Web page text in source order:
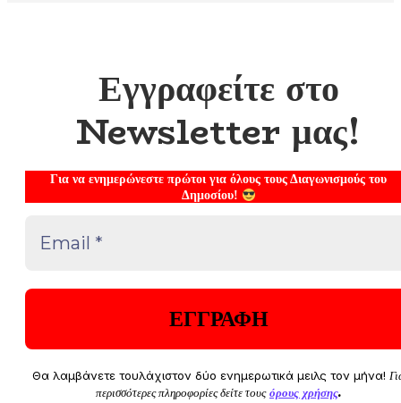
Εγγραφείτε στο
Newsletter μας!
Για να ενημερώνεστε πρώτοι για όλους τους Διαγωνισμούς του
Δημοσίου!
Θα λαμβάνετε τουλάχιστον δύο ενημερωτικά μειλς τον μήνα!
περισσότερες πληροφορίες δείτε τους όρους χρήσης.